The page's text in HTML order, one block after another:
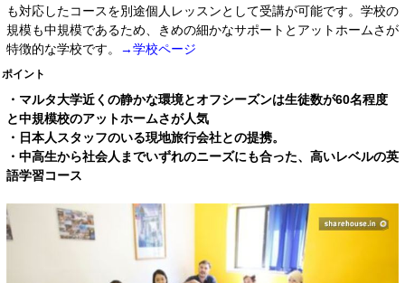
も対応したコースを別途個人レッスンとして受講が可能です。学校の
規模も中規模であるため、きめの細かなサポートとアットホームさが
特徴的な学校です。
→学校ページ
ポイント
・マルタ大学近くの静かな環境とオフシーズンは生徒数が60名程度
と中規模校のアットホームさが人気
・日本人スタッフのいる現地旅行会社との提携。
・中高生から社会人までいずれのニーズにも合った、高いレベルの英
語学習コース